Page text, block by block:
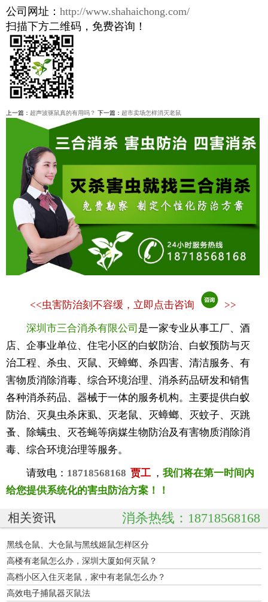
公司网址： http://www.shahaichong.com/
扫描下方二维码，免费咨询！
上一篇： 超声波驱鼠真的有用吗？ 下一篇： 超市卖场怎样消灭老鼠
<<虫害防治刻不容缓，立即点击咨询 >>
深圳市三合消杀有限公司 是一家专业从事工厂、酒
店、企事业单位、住宅小区的白蚁防治、白蚁预防与灭
治工程、杀虫、灭鼠、灭蟑螂、杀四害、清洁服务、有
害物质消除消毒、综合环境治理、消杀药品研发和销售
各种消杀药品、器械于一体的服务机构。主要提供白蚁
防治、灭臭虫杀床虱、灭老鼠、灭蟑螂、灭蚊子、灭跳
蚤、除螨虫、灭苍蝇等病媒生物防治及有害物质消除消
毒、综合环境治理等服务。
请致电： 18718568168 贾工 ， 我们将在第一时间内
给您提供系统化的害虫防治方案！！
相关资讯 消杀热线：18718568168
黑线仓鼠、大仓鼠与黑线姬鼠怎样区分
高楼有老鼠怎么办，深圳大厦如何灭鼠？
高档小区入住灭老鼠，家中有老鼠怎么办？
高效电子捕鼠器灭鼠法